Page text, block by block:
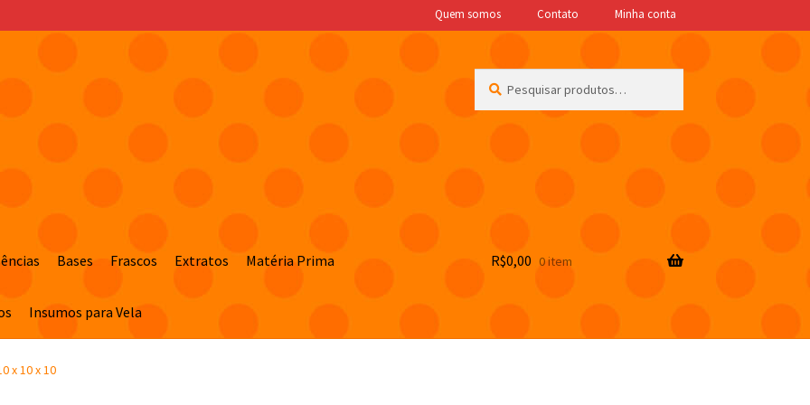
Quem somos Contato Minha conta
por:
Bases Frascos Extratos Matéria Prima
Insumos para Vela
R$0,00 0 item
x 10 x 10